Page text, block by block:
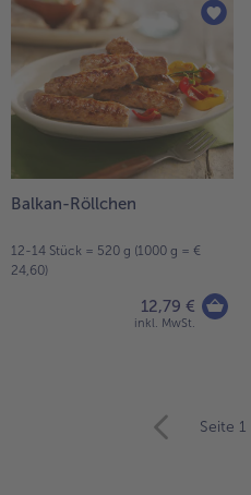
Balkan-Röllchen
12-14 Stück = 520 g (1000 g = €
24,60)
12,79 €
inkl. MwSt.
Seite 1